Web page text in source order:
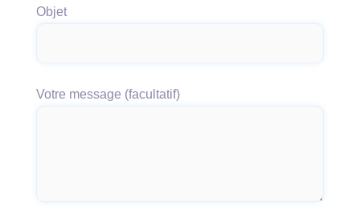
Objet
Votre message (facultatif)